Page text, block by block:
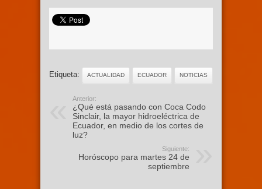
Etiqueta: ACTUALIDAD ECUADOR NOTICIAS
Anterior:
¿Qué está pasando con Coca Codo
Sinclair, la mayor hidroeléctrica de
Ecuador, en medio de los cortes de
luz?
Siguiente:
Horóscopo para martes 24 de
septiembre